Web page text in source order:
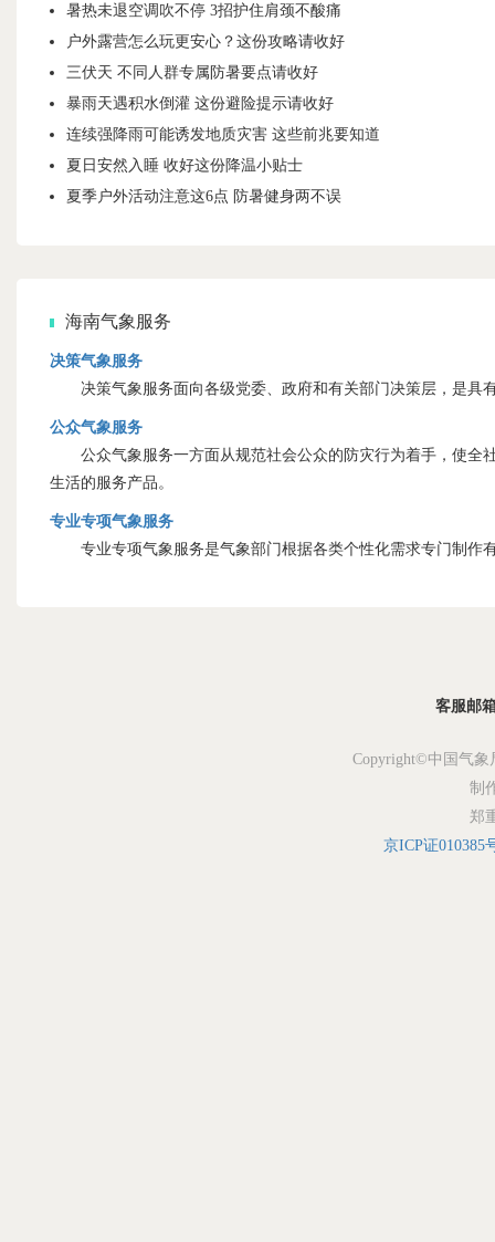
暑热未退空调吹不停 3招护住肩颈不酸痛
户外露营怎么玩更安心？这份攻略请收好
三伏天 不同人群专属防暑要点请收好
暴雨天遇积水倒灌 这份避险提示请收好
连续强降雨可能诱发地质灾害 这些前兆要知道
夏日安然入睡 收好这份降温小贴士
夏季户外活动注意这6点 防暑健身两不误
海南气象服务
决策气象服务
决策气象服务面向各级党委、政府和有关部门决策层，是具
公众气象服务
公众气象服务一方面从规范社会公众的防灾行为着手，使全
生活的服务产品。
专业专项气象服务
专业专项气象服务是气象部门根据各类个性化需求专门制作
客服邮
Copyright©中国气象
制
郑
京ICP证010385